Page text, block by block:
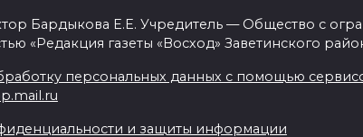
Бардыкова Е.Е. Учредитель — Общество с
«Редакция газеты «Восход» Заветинского
персональных данных с помощью
и защиты информации